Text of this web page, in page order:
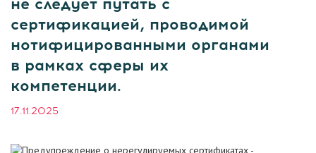
не следует путать с
сертификацией, проводимой
нотифицированными органами
в рамках сферы их
компетенции.
17.11.2025